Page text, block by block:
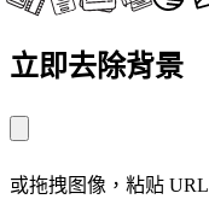
立即去除背景
或拖拽图像，粘贴 URL